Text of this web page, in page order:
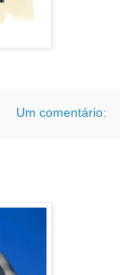
Um comentário: